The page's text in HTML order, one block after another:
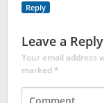
Reply
Leave a Reply
Your email address
marked*